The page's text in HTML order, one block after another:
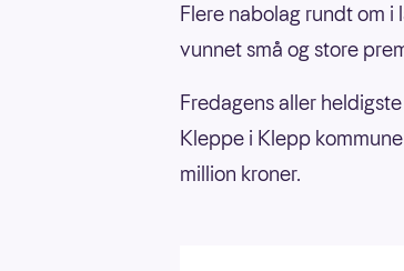
Flere nabolag rundt om
vunnet små og store
Fredagens aller
Kleppe i Klepp
million kroner.